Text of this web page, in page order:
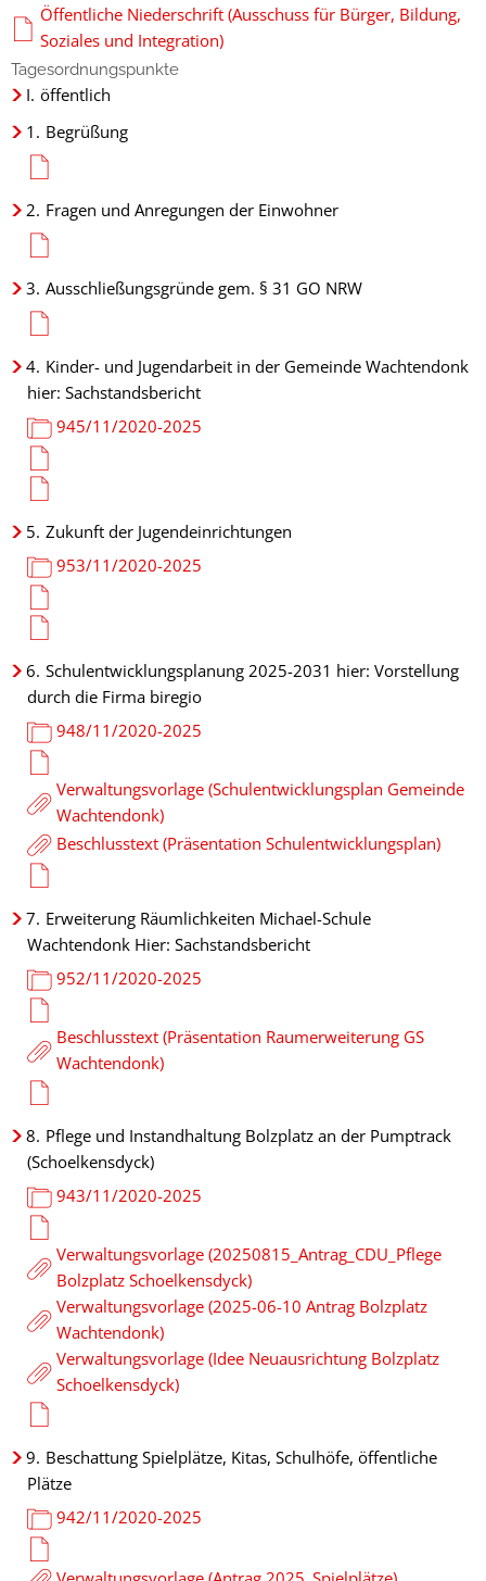
Öffentliche Niederschrift (Ausschuss für Bürger, Bildung,
Soziales und Integration)
Tagesordnungspunkte
I. öffentlich
1. Begrüßung
2. Fragen und Anregungen der Einwohner
3. Ausschließungsgründe gem. § 31 GO NRW
4. Kinder- und Jugendarbeit in der Gemeinde Wachtendonk
hier: Sachstandsbericht
945/11/2020-2025
5. Zukunft der Jugendeinrichtungen
953/11/2020-2025
6. Schulentwicklungsplanung 2025-2031 hier: Vorstellung
durch die Firma biregio
948/11/2020-2025
Verwaltungsvorlage (Schulentwicklungsplan Gemeinde
Wachtendonk)
Beschlusstext (Präsentation Schulentwicklungsplan)
7. Erweiterung Räumlichkeiten Michael-Schule
Wachtendonk Hier: Sachstandsbericht
952/11/2020-2025
Beschlusstext (Präsentation Raumerweiterung GS
Wachtendonk)
8. Pflege und Instandhaltung Bolzplatz an der Pumptrack
(Schoelkensdyck)
943/11/2020-2025
Verwaltungsvorlage (20250815_Antrag_CDU_Pflege
Bolzplatz Schoelkensdyck)
Verwaltungsvorlage (2025-06-10 Antrag Bolzplatz
Wachtendonk)
Verwaltungsvorlage (Idee Neuausrichtung Bolzplatz
Schoelkensdyck)
9. Beschattung Spielplätze, Kitas, Schulhöfe, öffentliche
Plätze
942/11/2020-2025